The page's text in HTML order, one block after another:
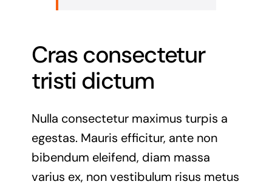
Cras consectetur
tristi dictum
Nulla consectetur maximus turpis a
egestas. Mauris efficitur, ante non
bibendum eleifend, diam massa
varius ex, non vestibulum risus metus